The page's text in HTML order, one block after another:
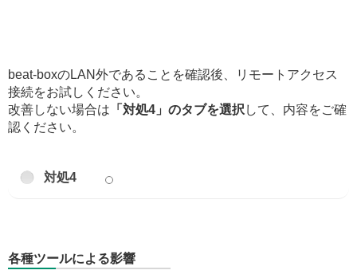
beat-boxのLAN外であることを確認後、リモートアクセス
接続をお試しください。
改善しない場合は 「対処4」のタブを選択 して、内容をご確
認ください。
対処4
各種ツールによる影響